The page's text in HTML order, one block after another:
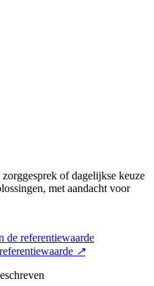
of dagelijkse keuze
met aandacht voor
↗